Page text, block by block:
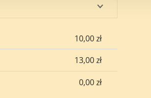
10,00 zł
13,00 zł
0,00 zł